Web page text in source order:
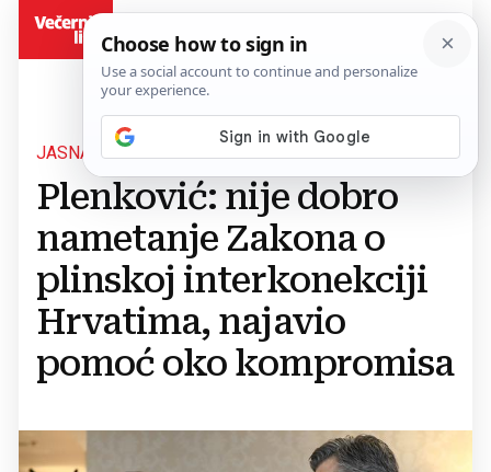
JASNA PORUKA HRVATSKOG PREMIJERA
Plenković: nije dobro
nametanje Zakona o
plinskoj interkonekciji
Hrvatima, najavio
pomoć oko kompromisa